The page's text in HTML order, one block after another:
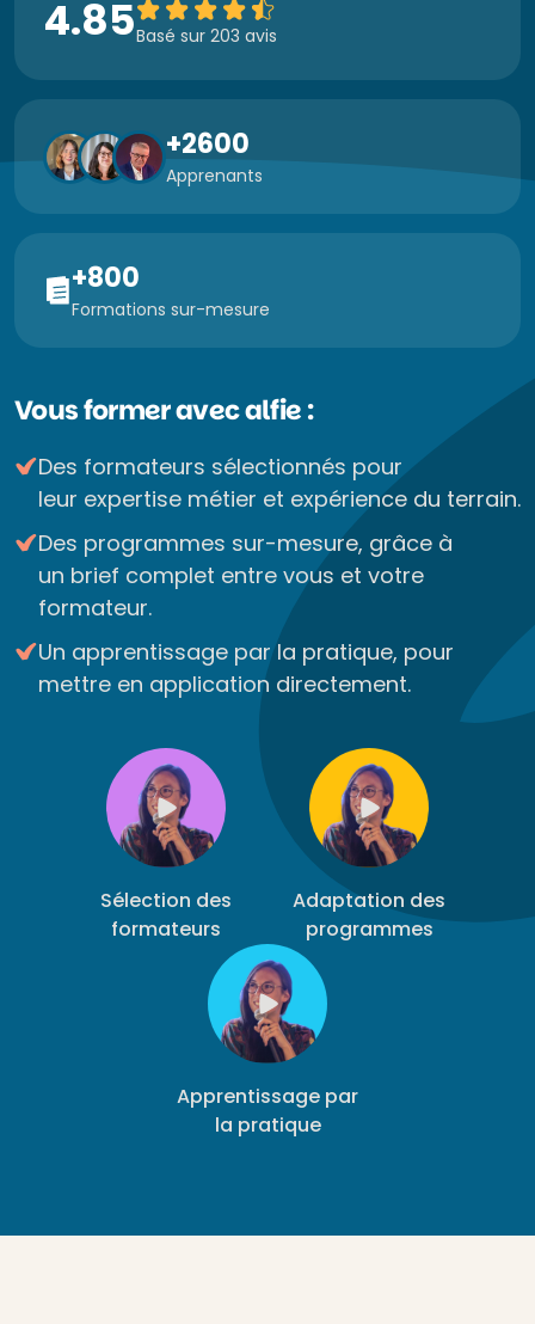
4.85Basé sur 203 avis
+2600
Apprenants
+800
Formations sur-mesure
Vous former avec alfie :
Des formateurs sélectionnés pour
leur expertise métier et expérience du terrain.
Des programmes sur-mesure, grâce à
un brief complet entre vous et votre
formateur.
Un apprentissage par la pratique, pour
mettre en application directement.
Sélection des
formateurs
Adaptation des
programmes
Apprentissage par
la pratique